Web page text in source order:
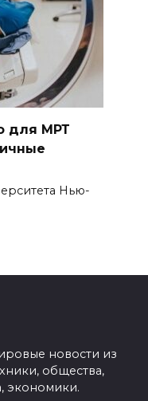
для МРТ
Нью-
новости из
общества,
экономики.